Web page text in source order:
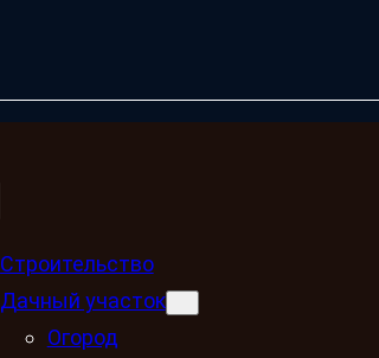
Строительство
Дачный участок
Огород